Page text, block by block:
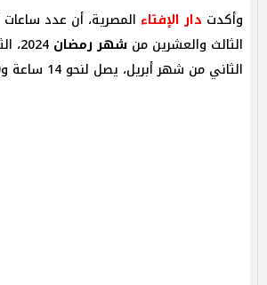
وأكدت دار الإفتاء المصرية، أن عدد ساعات
الثالث والعشرين من شهر رمضان
الثاني من شهر أبريل، يصل لنحو 14 ساعة و20 دقيقة.